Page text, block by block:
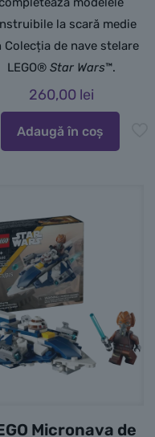
la scară medie
Colecția de nave stelare
LEGO® Star Wars™.
260,00 lei
Adaugă în coș
Micronava de